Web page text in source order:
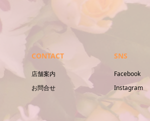
CONTACT
店舗案内
お問合せ
SNS
Facebook
Instagram